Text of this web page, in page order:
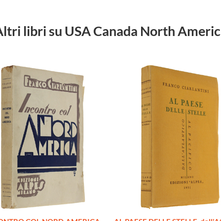
libri su USA Canada North